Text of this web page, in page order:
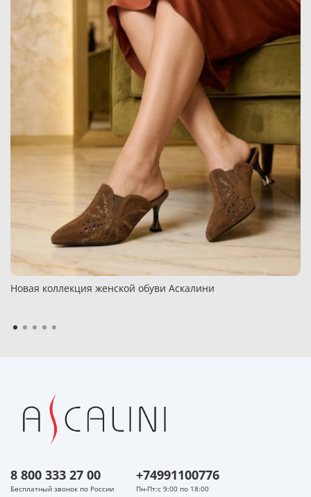
Новая коллекция женской обуви Аскалини
8 800 333 27 00
Бесплатный звонок по России
+74991100776
Пн-Пт:с 9:00 по 18:00